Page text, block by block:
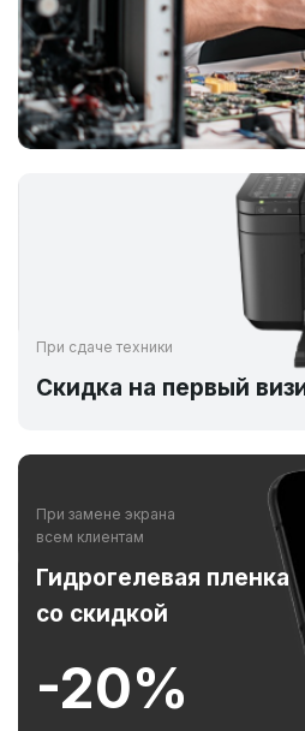
При сдаче техники
Скидка на первый
При замене экрана
всем клиентам
Гидрогелевая пленка
со скидкой
-20%